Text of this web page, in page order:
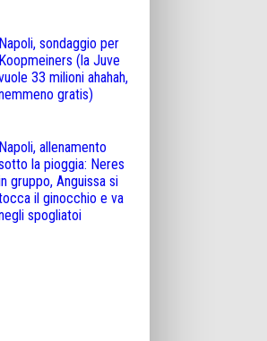
Napoli, sondaggio per
Koopmeiners (la Juve
33 milioni ahahah,
gratis)
Napoli, allenamento
la pioggia: Neres
gruppo, Anguissa si
il ginocchio e va
spogliatoi